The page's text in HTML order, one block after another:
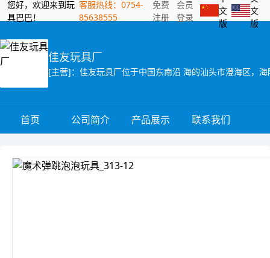
您好，欢迎来到玩
具巴巴！
客服热线：0754-
85638555
免费
注册
会员
登录
文
版
文
版
佳友玩具厂
首页 公司简介 产品展示 联系我们